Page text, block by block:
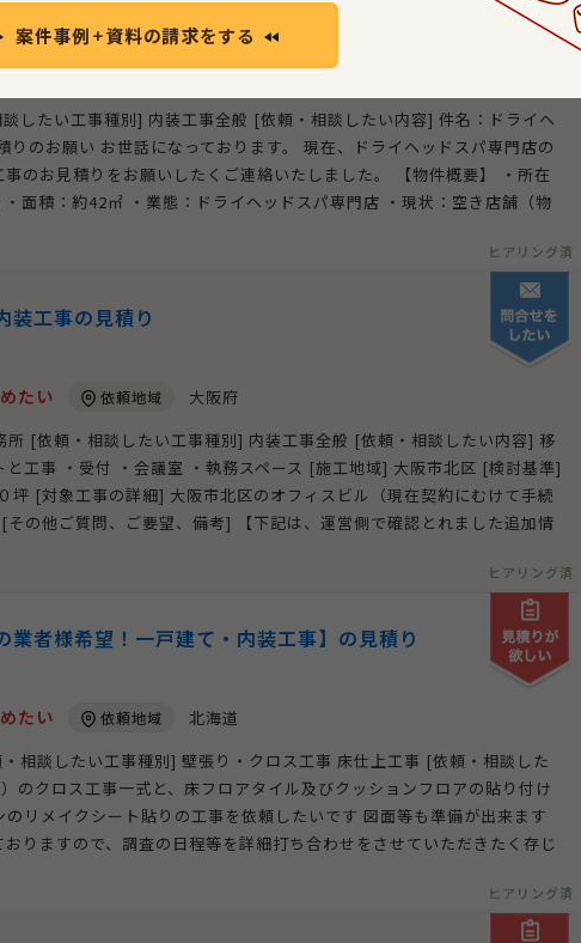
たい
したい工事種別] 内装工事全般 [依頼・相談したい内容] 件名：ドライヘ
りのお願い お世話になっております。 現在、ドライヘッドスパ専門店の
のお見積りをお願いしたくご連絡いたしました。 【物件概要】 ・所在
面積：約42㎡ ・業態：ドライヘッドスパ専門店 ・現状：空き店舗（物
ヒアリング済
装工事の見積り
たい 依頼地域
大阪府
所 [依頼・相談したい工事種別] 内装工事全般 [依頼・相談したい内容] 移
工事 ・受付 ・会議室 ・執務スペース [施工地域] 大阪市北区 [検討基準]
坪 [対象工事の詳細] 大阪市北区のオフィスビル（現在契約にむけて手続
の他ご質問、ご要望、備考] 【下記は、運営側で確認とれました追加情
ヒアリング済
業者様希望！一戸建て・内装工事】の見積り
たい 依頼地域
北海道
相談したい工事種別] 壁張り・クロス工事 床仕上工事 [依頼・相談した
のクロス工事一式と、床フロアタイル及びクッションフロアの貼り付け
リメイクシート貼りの工事を依頼したいです 図面等も準備が出来ます
りますので、調査の日程等を詳細打ち合わせをさせていただきたく存じ
ヒアリング済